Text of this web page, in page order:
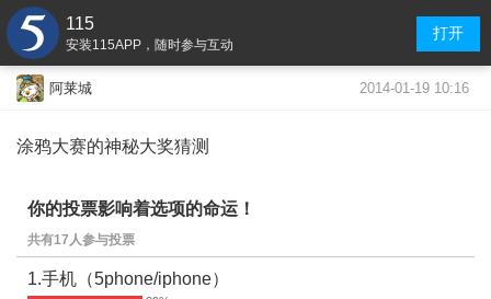
115
安装115APP，随时参与互动
打开
阿莱城 2014-01-19 10:16
涂鸦大赛的神秘大奖猜测
你的投票影响着选项的命运！
共有17人参与投票
1.手机（5phone/iphone）